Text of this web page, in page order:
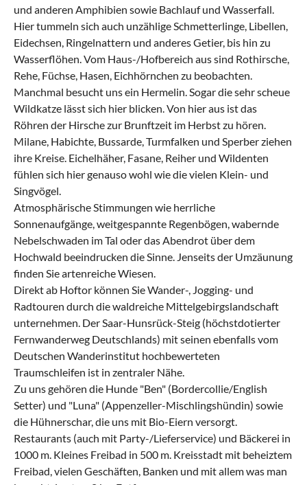
und anderen Amphibien sowie Bachlauf und Wasserfall.
Hier tummeln sich auch unzählige Schmetterlinge, Libellen,
Eidechsen, Ringelnattern und anderes Getier, bis hin zu
Wasserflöhen. Vom Haus-/Hofbereich aus sind Rothirsche,
Rehe, Füchse, Hasen, Eichhörnchen zu beobachten.
Manchmal besucht uns ein Hermelin. Sogar die sehr scheue
Wildkatze lässt sich hier blicken. Von hier aus ist das
Röhren der Hirsche zur Brunftzeit im Herbst zu hören.
Milane, Habichte, Bussarde, Turmfalken und Sperber ziehen
ihre Kreise. Eichelhäher, Fasane, Reiher und Wildenten
fühlen sich hier genauso wohl wie die vielen Klein- und
Singvögel.
Atmosphärische Stimmungen wie herrliche
Sonnenaufgänge, weitgespannte Regenbögen, wabernde
Nebelschwaden im Tal oder das Abendrot über dem
Hochwald beeindrucken die Sinne. Jenseits der Umzäunung
finden Sie artenreiche Wiesen.
Direkt ab Hoftor können Sie Wander-, Jogging- und
Radtouren durch die waldreiche Mittelgebirgslandschaft
unternehmen. Der Saar-Hunsrück-Steig (höchstdotierter
Fernwanderweg Deutschlands) mit seinen ebenfalls vom
Deutschen Wanderinstitut hochbewerteten
Traumschleifen ist in zentraler Nähe.
Zu uns gehören die Hunde "Ben" (Bordercollie/English
Setter) und "Luna" (Appenzeller-Mischlingshündin) sowie
die Hühnerschar, die uns mit Bio-Eiern versorgt.
Restaurants (auch mit Party-/Lieferservice) und Bäckerei in
1000 m. Kleines Freibad in 500 m. Kreisstadt mit beheiztem
Freibad, vielen Geschäften, Banken und mit allem was man